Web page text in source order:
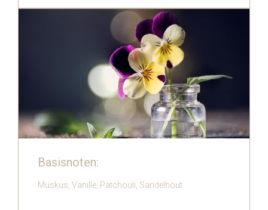
‍Basisnoten:
Muskus, Vanille, Patchouli, Sandelhout